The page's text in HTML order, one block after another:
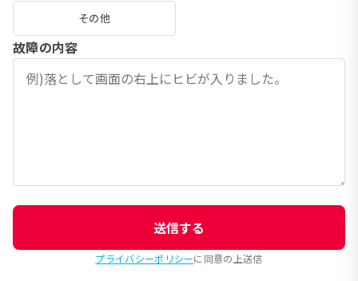
その他
故障の内容
送信する
プライバシーポリシーに同意の上送信